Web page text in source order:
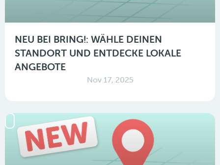
NEU BEI BRING!: WÄHLE DEINEN
STANDORT UND ENTDECKE LOKALE
ANGEBOTE
Nov 17, 2025